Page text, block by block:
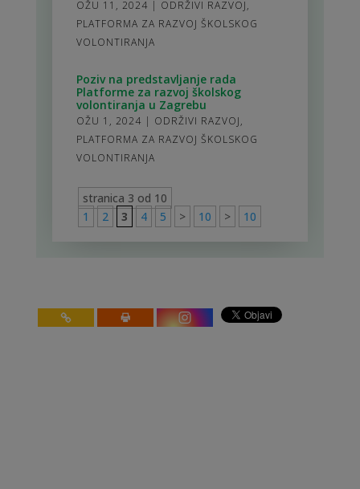
OŽU 11, 2024 | ODRŽIVI RAZVOJ,
PLATFORMA ZA RAZVOJ ŠKOLSKOG
VOLONTIRANJA
Poziv na predstavljanje rada
Platforme za razvoj školskog
volontiranja u Zagrebu
OŽU 1, 2024 | ODRŽIVI RAZVOJ,
PLATFORMA ZA RAZVOJ ŠKOLSKOG
VOLONTIRANJA
stranica 3 od 10
1
2 3 4 5 > 10 > 10